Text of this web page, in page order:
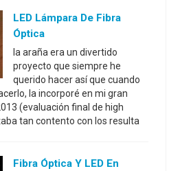
LED Lámpara De Fibra
Óptica
la araña era un divertido
proyecto que siempre he
querido hacer así que cuando
la incorporé en mi gran
(evaluación final de high
tan contento con los resulta
Fibra Óptica Y LED En